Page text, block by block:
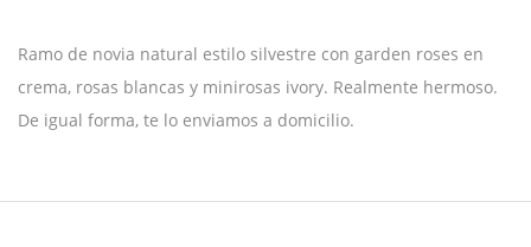
Ramo de novia natural estilo silvestre con garden roses en
crema, rosas blancas y minirosas ivory. Realmente hermoso.
De igual forma, te lo enviamos a domicilio.